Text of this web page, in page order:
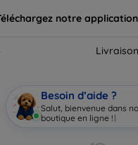
notre application
Besoin d’aide ?
Salut, bienvenue dans
boutique en ligne ! |